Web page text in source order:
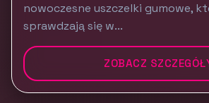
nowoczesne uszczelki gumowe,
sprawdzają się w...
ZOBACZ